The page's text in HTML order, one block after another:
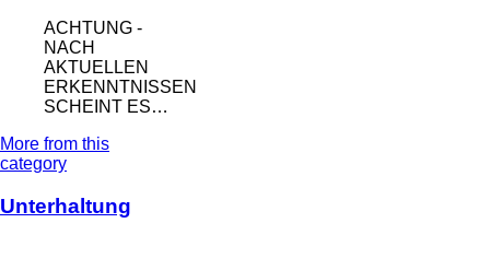
ACHTUNG -
NACH
AKTUELLEN
ERKENNTNISSEN
SCHEINT ES…
More from this
category
Unterhaltung